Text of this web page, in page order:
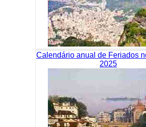
Calendário anual de Feriados
2025